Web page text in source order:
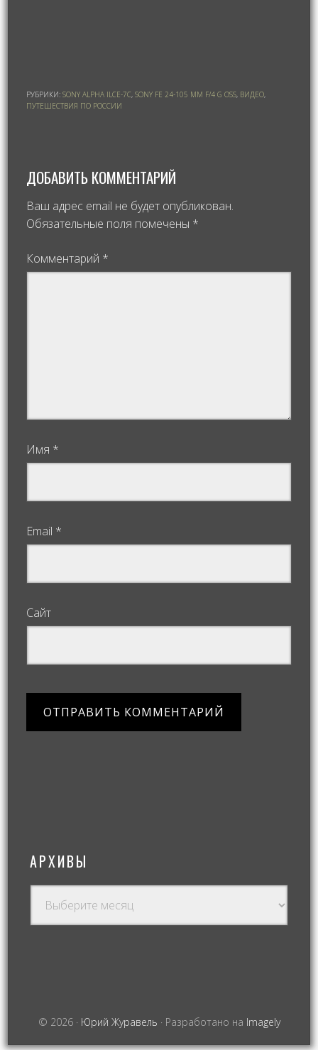
РУБРИКИ:SONY ALPHA ILCE-7C,SONY FE 24-105 MM F/4 G OSS, ВИДЕО,
ПУТЕШЕСТВИЯ ПО РОССИИ
ДОБАВИТЬ КОММЕНТАРИЙ
Ваш адрес email не будет опубликован.
Обязательные поля помечены *
Комментарий *
Имя *
Email *
Сайт
АРХИВЫ
© 2026 · Юрий Журавель · Разработано на Imagely